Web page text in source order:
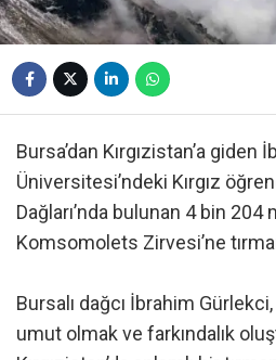
Bursa’dan Kırgızistan’a
Üniversitesi’ndeki Kırgız
Dağları’nda bulunan 4 bin
Komsomolets Zirvesi’ne
Bursalı dağcı İbrahim
umut olmak ve farkındalık